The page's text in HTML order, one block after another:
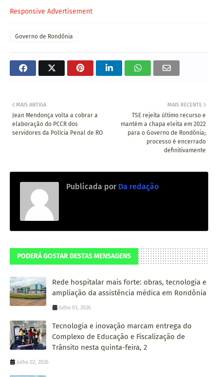
Responsive Advertisement
Governo de Rondônia
MAIS RECENTE
TSE rejeita último recurso e
mantém a chapa eleita em 2022
para o Governo de Rondônia;
processo é encerrado
definitivamente
MAIS ANTIGA
Jean Mendonça volta a cobrar a
elaboração do PCCR dos
servidores da Polícia Penal de RO
Publicada por Da redação
PODERÁ GOSTAR DESTAS MENSAGENS
Rede hospitalar mais forte: obras, tecnologia e
ampliação da assistência médica em Rondônia
Julho 03, 2026
Tecnologia e inovação marcam entrega do
Complexo de Educação e Fiscalização de
Trânsito nesta quinta-feira, 2
Julho 02, 2026